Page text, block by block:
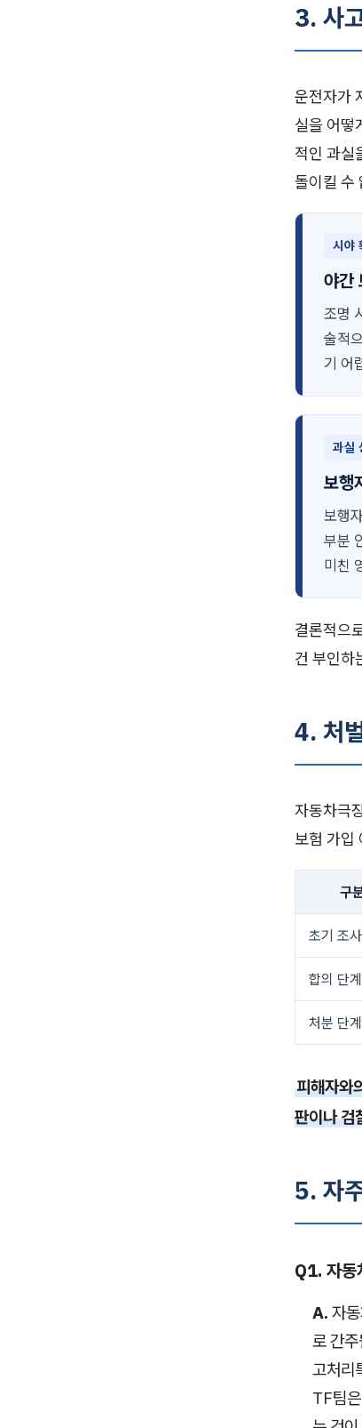
3. 사
운전자가
실을 어떻
적인 과실
돌이킬 수
시야
야간
조명
술적
기 어
과실
보행
보행
부분
미친
결론적으
건 부인하
4. 처
자동차극
보험 가입
구
초기 조사
합의 단계
처분 단계
피해자와
판이나 검
5. 자
Q1. 자동
A. 자
로 간
고처리
TF팀